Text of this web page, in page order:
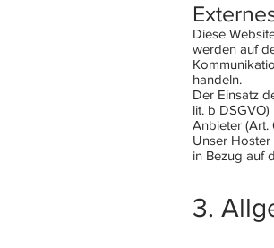
Diese
werden auf
handeln.
Der Einsatz
lit. b
Anbieter (Art.
Unser
in Bezug auf
3.